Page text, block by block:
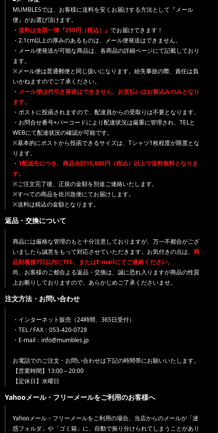
MUMBLESでは、お客様に送料を安くお届けする方法として『メール
便』がお選び頂けます。
・ 送料は全国一律『250円（税込）』 でお届けできます！
・2.1cm以上の厚みのあるものは、メール便発送はできません。
・メール便発送が可能な商品は、各商品の詳細ページにて記載しており
ます。
※メール便は普通郵便と同じ扱いになります。紛失事故の際、責任は負
いかねますのでご了承ください。
・ メール便は代引き発送はできません。お支払いはお振込みのみとなり
ます。
・ポストに投函されますので、配達員からの受取りは不要となります。
・お問合せ番号+バーコードにより配達状況は厳重に管理され、TELと
WEBにて配達状況の確認が可能です。
※基本的にポストから投函できるサイズは、Tシャツ1枚程度が限度とな
ります。
・ 1配送先につき、商品合計15,000円（税込）以上で送料無料となりま
す。
※ご注文完了後、正規の金額を別途ご連絡いたします。
※すべての商品を佐川急便にてお届けします。
※送料は税込の金額となります。
返品・交換について
商品には厳格な管理のもと十分注意しておりますが、万一不都合がござ
いましたら誠意をもって対応させていただきます。お気付きの点は、 商
品到着後7日以内にTEL、またはE-mailにてご連絡ください。
尚、お客様のご都合よる返品・交換は、誠に恐れ入りますが商品の性質
上お断りしておりますので、あらかじめご了承くださいませ。
注文方法・お問い合わせ
・インターネット販売（24時間、365日受付）
・TEL / FAX：053-420-0728
・E-mail：info@mumbles.jp
お電話でのご注文・お問い合わせは下記の時間帯にお願いいたします。
【営業時間】13:00～20:00
【定休日】水曜日
Yahooメール・フリーメールをご利用のお客様へ
Yahooメール・フリーメールをご利用の場合、当店からのメールが「迷
惑フォルダ」や「ゴミ箱」に、自動で振り分けられてしまうことがあり